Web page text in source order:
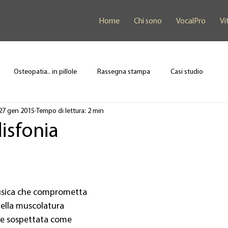
Home Chi sono VocalPro
Osteopatia.. in pillole Rassegna stampa Casi studio
gen 2015 Tempo di lettura: 2 min
che comprometta
muscolatura
sospettata come